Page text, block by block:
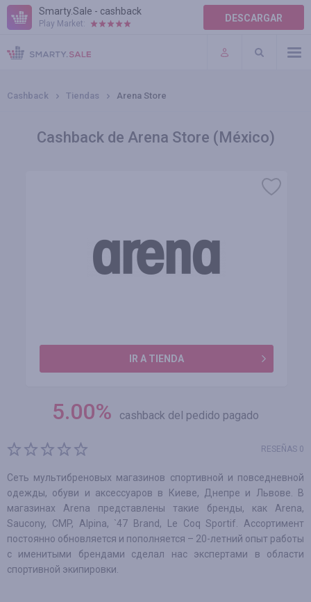
Smarty.Sale - cashback
Play Market: DESCARGAR
AYUDA
TÉRMINOS DE USO
Cashback Tiendas Arena Store
Cashback de Arena Store (México)
IR A TIENDA
5.00% cashback del pedido pagado
RESEÑAS 0
Сеть мультибреновых магазинов спортивной и повседневной
одежды, обуви и аксессуаров в Киеве, Днепре и Львове. В
магазинах Arena представлены такие бренды, как Arena,
Saucony, CMP, Alpina, `47 Brand, Le Coq Sportif. Ассортимент
постоянно обновляется и пополняется – 20-летний опыт работы
с именитыми брендами сделал нас экспертами в области
спортивной экипировки.